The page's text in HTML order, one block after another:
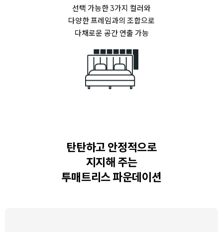
선택 가능한 3가지 컬러와
다양한 프레임과의 조합으로
다채로운 공간 연출 가능
탄탄하고 안정적으로
지지해 주는
투매트리스 파운데이션